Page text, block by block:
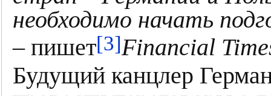
необходимо начать
– пишет[3]Financial
Будущий канцлер